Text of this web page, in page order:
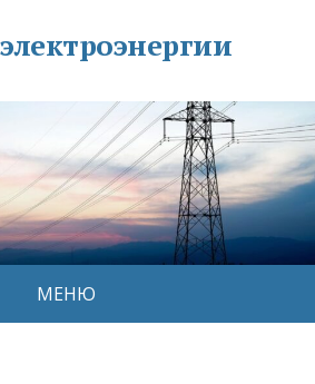
МЕНЮ